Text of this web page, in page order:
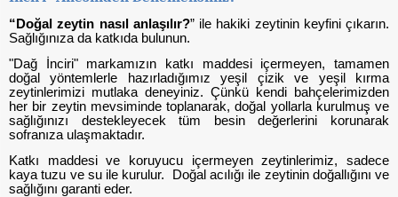
“Doğal zeytin nasıl anlaşılır?” ile hakiki zeytinin keyfini çıkarın.
Sağlığınıza da katkıda bulunun.
"Dağ İnciri" markamızın katkı maddesi içermeyen, tamamen
doğal yöntemlerle hazırladığımız yeşil çizik ve yeşil kırma
zeytinlerimizi mutlaka deneyiniz. Çünkü kendi bahçelerimizden
her bir zeytin mevsiminde toplanarak, doğal yollarla kurulmuş ve
sağlığınızı destekleyecek tüm besin değerlerini korunarak
sofranıza ulaşmaktadır.
Katkı maddesi ve koruyucu içermeyen zeytinlerimiz, sadece
kaya tuzu ve su ile kurulur. Doğal acılığı ile zeytinin doğallığını ve
sağlığını garanti eder.